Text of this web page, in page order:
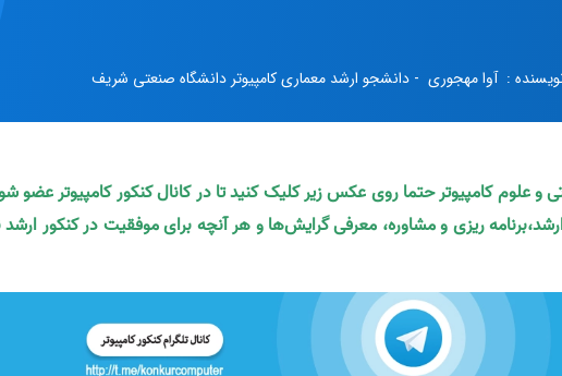
: آوا مهجوری - دانشجو ارشد معماری کامپیوتر دانشگاه صنعتی شریف
و علوم کامپیوتر حتما روی عکس زیر کلیک کنید تا در کانال کنکور کامپیوتر عضو
ریزی و مشاوره، معرفی گرایش‌ها و هر آنچه برای موفقیت در کنکور ارشد